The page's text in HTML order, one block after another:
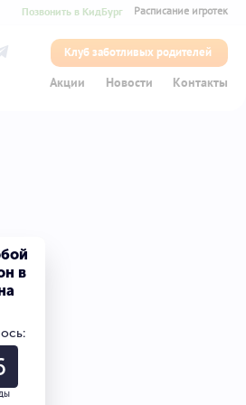
Позвонить в КидБург Расписание игротек
Клуб заботливых родителей
Акции Новости Контакты
в